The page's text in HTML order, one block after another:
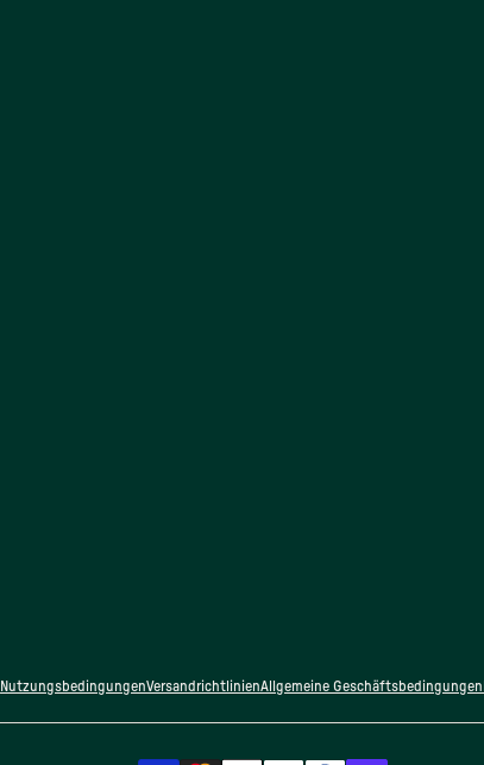
NutzungsbedingungenVersandrichtlinienAllgemeine Geschäftsbedingungen